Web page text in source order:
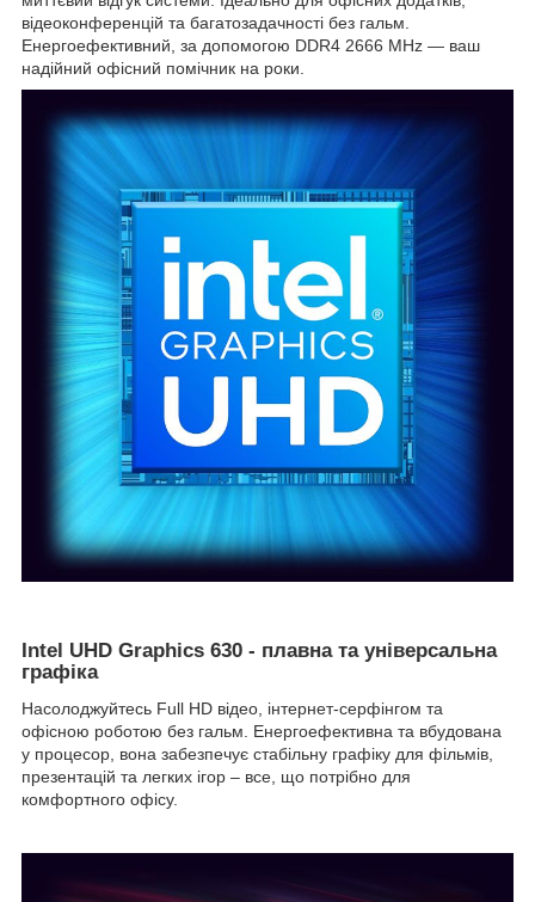
відеоконференцій та багатозадачності без гальм.
Енергоефективний, за допомогою DDR4 2666 MHz — ваш
надійний офісний помічник на роки.
Intel UHD Graphics 630 - плавна та універсальна
графіка
Насолоджуйтесь Full HD відео, інтернет-серфінгом та
офісною роботою без гальм. Енергоефективна та вбудована
у процесор, вона забезпечує стабільну графіку для фільмів,
презентацій та легких ігор – все, що потрібно для
комфортного офісу.